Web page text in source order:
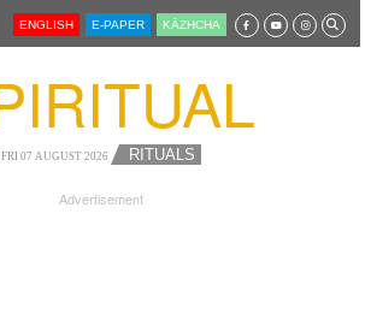
ENGLISH E-PAPER KĀZHCHA
FRI 07 AUGUST 2026 RITUALS
Advertisement